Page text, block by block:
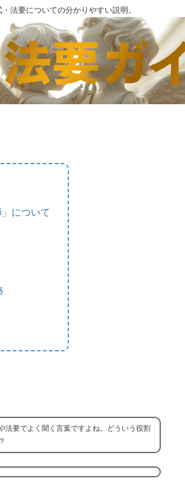
法要についての分かりやすい説明。
について
法要でよく聞く言葉ですよね。どういう役割